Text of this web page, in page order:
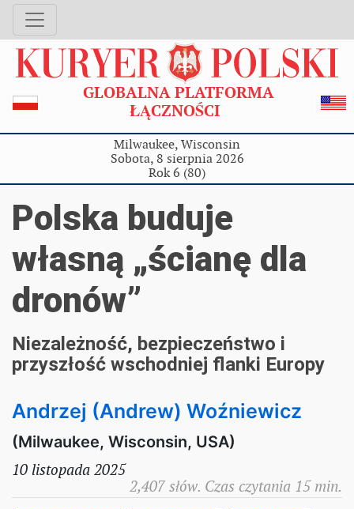
GLOBALNA PLATFORMA
ŁĄCZNOŚCI
Milwaukee, Wisconsin
Sobota, 8 sierpnia 2026
Rok 6 (80)
Polska buduje
własną „ścianę dla
dronów”
Niezależność, bezpieczeństwo i
przyszłość wschodniej flanki Europy
Andrzej (Andrew) Woźniewicz
(Milwaukee, Wisconsin, USA)
10 listopada 2025
2,407 słów. Czas czytania 15 min.